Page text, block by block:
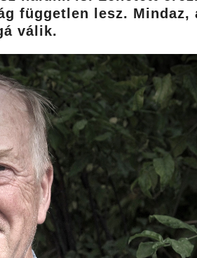
független lesz. Mindaz,
válik.